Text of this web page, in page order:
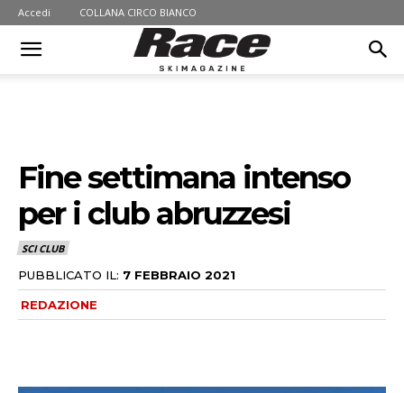
Accedi COLLANA CIRCO BIANCO
Fine settimana intenso
per i club abruzzesi
SCI CLUB
PUBBLICATO IL: 7 FEBBRAIO 2021
REDAZIONE